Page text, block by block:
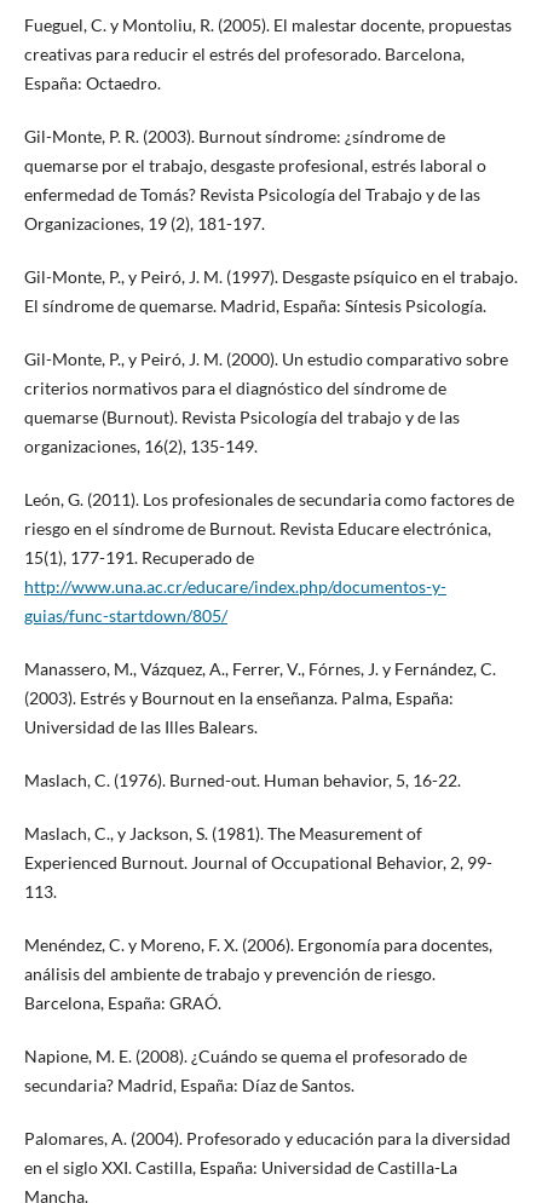
Fueguel, C. y Montoliu, R. (2005). El malestar docente, propuestas
creativas para reducir el estrés del profesorado. Barcelona,
España: Octaedro.
Gil-Monte, P. R. (2003). Burnout síndrome: ¿síndrome de
quemarse por el trabajo, desgaste profesional, estrés laboral o
enfermedad de Tomás? Revista Psicología del Trabajo y de las
Organizaciones, 19 (2), 181-197.
Gil-Monte, P., y Peiró, J. M. (1997). Desgaste psíquico en el trabajo.
El síndrome de quemarse. Madrid, España: Síntesis Psicología.
Gil-Monte, P., y Peiró, J. M. (2000). Un estudio comparativo sobre
criterios normativos para el diagnóstico del síndrome de
quemarse (Burnout). Revista Psicología del trabajo y de las
organizaciones, 16(2), 135-149.
León, G. (2011). Los profesionales de secundaria como factores de
riesgo en el síndrome de Burnout. Revista Educare electrónica,
15(1), 177-191. Recuperado de
http://www.una.ac.cr/educare/index.php/documentos-y-
guias/func-startdown/805/
Manassero, M., Vázquez, A., Ferrer, V., Fórnes, J. y Fernández, C.
(2003). Estrés y Bournout en la enseñanza. Palma, España:
Universidad de las Illes Balears.
Maslach, C. (1976). Burned-out. Human behavior, 5, 16-22.
Maslach, C., y Jackson, S. (1981). The Measurement of
Experienced Burnout. Journal of Occupational Behavior, 2, 99-
113.
Menéndez, C. y Moreno, F. X. (2006). Ergonomía para docentes,
análisis del ambiente de trabajo y prevención de riesgo.
Barcelona, España: GRAÓ.
Napione, M. E. (2008). ¿Cuándo se quema el profesorado de
secundaria? Madrid, España: Díaz de Santos.
Palomares, A. (2004). Profesorado y educación para la diversidad
en el siglo XXI. Castilla, España: Universidad de Castilla-La
Mancha.